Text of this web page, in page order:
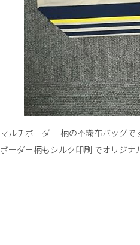
マルチボーダー 柄の不織布バッグで
ボーダー柄もシルク印刷 でオリジナ